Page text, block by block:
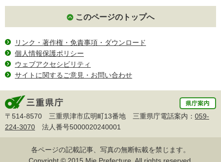
このページのトップへ
リンク・著作権・免責事項・ダウンロード
個人情報保護ポリシー
ウェブアクセシビリティ
サイトに関するご意見・お問い合わせ
〒514-8570 三重県津市広明町13番地 三重県庁電話案内： 059-
224-3070 法人番号5000020240001
各ページの記載記事、写真の無断転載を禁じます。